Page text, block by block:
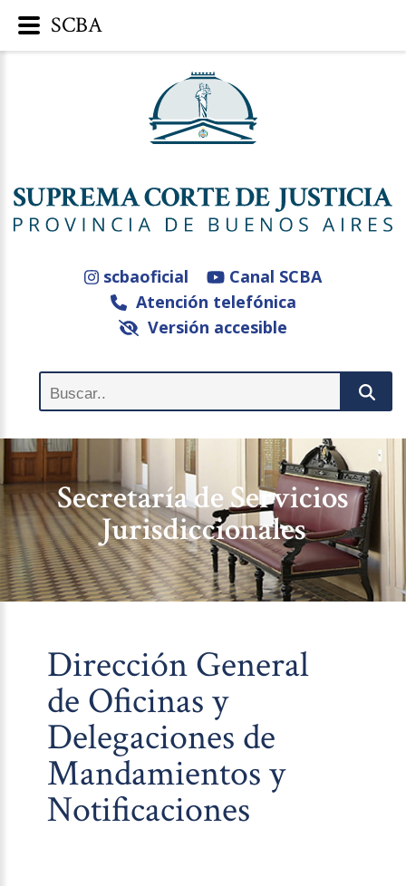
scbaoficial
Canal SCBA
Atención telefónica
Versión accesible
Secretaría de Servicios
Jurisdiccionales
Dirección General
de Oficinas y
Delegaciones de
Mandamientos y
Notificaciones
SCBA